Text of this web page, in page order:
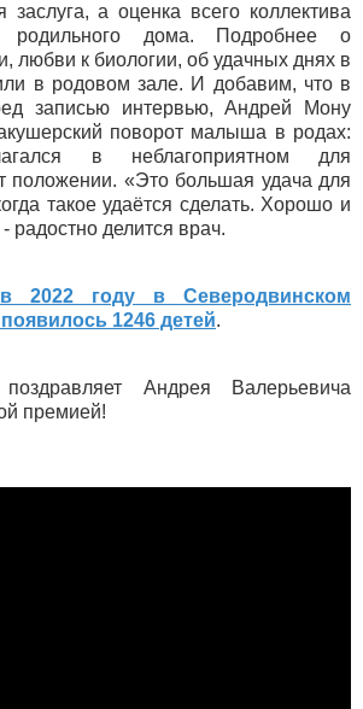
заслуга, а оценка всего коллектива
родильного дома. Подробнее о
любви к биологии, об удачных днях в
в родовом зале. И добавим, что в
записью интервью, Андрей Мону
поворот малыша в родах:
в неблагоприятном для
положении. «Это большая удача для
такое удаётся сделать. Хорошо и
делится врач.
в 2022 году в Северодвинском
1246 детей.
Андрея Валерьевича
премией!